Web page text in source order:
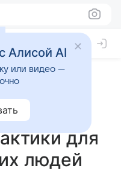
Mail Статьи
всех
для
людей
Алисой AI
или видео —